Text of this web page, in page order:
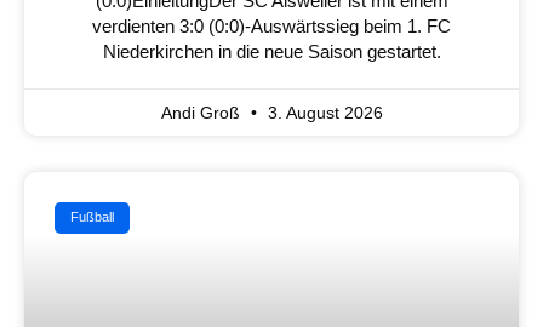
verdienten 3:0 (0:0)-Auswärtssieg beim 1. FC
Niederkirchen in die neue Saison gestartet.
Andi Groß 3. August 2026
Fußball